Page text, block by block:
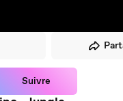
Suivre